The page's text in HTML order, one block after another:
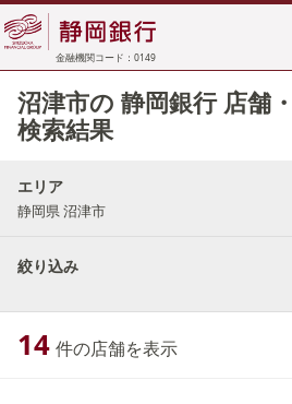
金融機関コード：0149
沼津市の 静岡銀行 店舗
検索結果
エリア
静岡県 沼津市
絞り込み
14 件の店舗を表示